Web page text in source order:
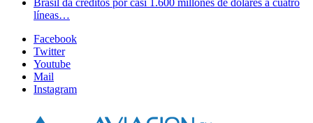
Brasil da créditos por casi 1.600 millones de dólares a cuatro
líneas…
Facebook
Twitter
Youtube
Mail
Instagram